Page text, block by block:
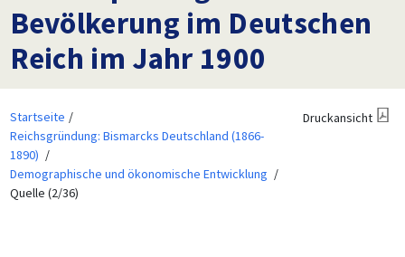
Bevölkerung im Deutschen
Reich im Jahr 1900
Startseite
Reichsgründung: Bismarcks Deutschland (1866-
1890)
Demographische und ökonomische Entwicklung
Quelle (2/36)
Druckansicht